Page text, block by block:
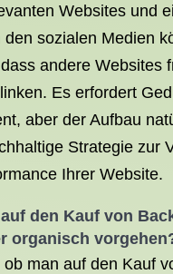
Websites und
den sozialen Medien
andere Websites
Es erfordert
aber der Aufbau
Strategie zur
Ihrer Website.
den Kauf von
organisch
ob man auf den Kauf